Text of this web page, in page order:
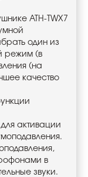
ATH-TWX7
один из
режим (в
(на
качество
активации
в
звуки.